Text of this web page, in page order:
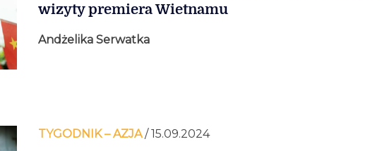
wizyty premiera Wietnamu
Andżelika Serwatka
TYGODNIK – AZJA/ 15.09.2024